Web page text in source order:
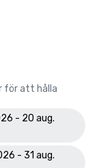
för att hålla
- 20 aug.
- 31 aug.